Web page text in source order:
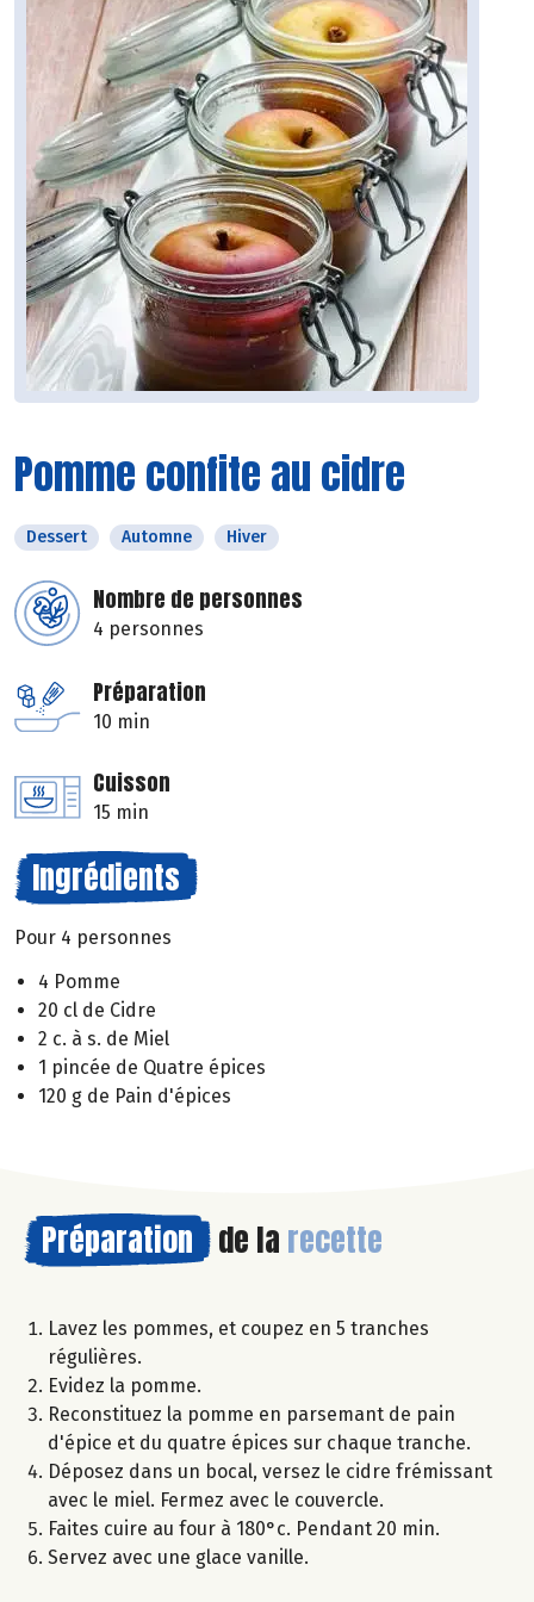
Pomme confite au cidre
Dessert Automne Hiver
Nombre de personnes
4 personnes
Préparation
10 min
Cuisson
15 min
Ingrédients
Pour 4 personnes
4 Pomme
20 cl de Cidre
2 c. à s. de Miel
1 pincée de Quatre épices
120 g de Pain d'épices
Préparation de la recette
Lavez les pommes, et coupez en 5 tranches
régulières.
Evidez la pomme.
Reconstituez la pomme en parsemant de pain
d'épice et du quatre épices sur chaque tranche.
Déposez dans un bocal, versez le cidre frémissant
avec le miel. Fermez avec le couvercle.
Faites cuire au four à 180°c. Pendant 20 min.
Servez avec une glace vanille.